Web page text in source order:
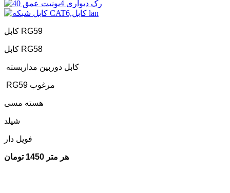
کابل RG59
کابل RG58
کابل دوربین مداربسته
RG59 مرغوب
هسته مسی
شیلد
فویل دار
هر متر 1450 تومان